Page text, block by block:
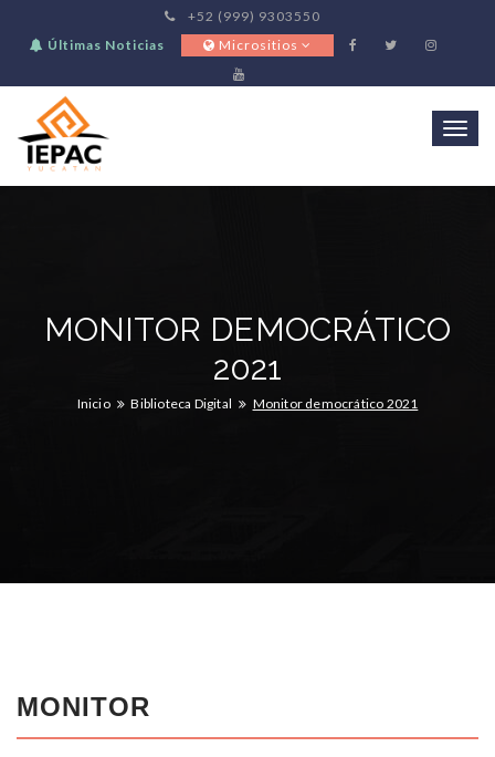
+52 (999) 9303550
Últimas Noticias
Micrositios
MONITOR DEMOCRÁTICO
2021
Inicio Biblioteca Digital Monitor democrático 2021
MONITOR